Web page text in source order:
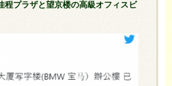
程プラザと望京楼の高級オフィスビ